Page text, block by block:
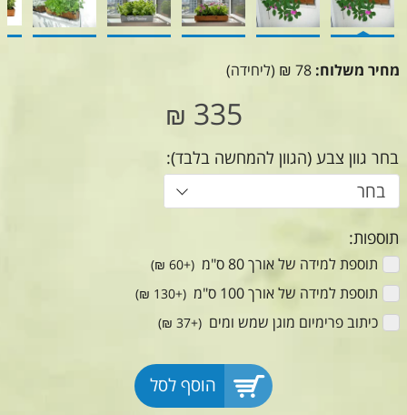
מחיר משלוח: 78 ₪ (ליחידה)
335
₪
בחר גוון צבע (הגוון להמחשה בלבד):
בחר
תוספות:
תוספת למידה של אורך 80 ס"מ ‏ (+60 ₪)
תוספת למידה של אורך 100 ס"מ ‏ (+130 ₪)
כיתוב פרימיום מוגן שמש ומים ‏ (+37 ₪)
הוסף לסל